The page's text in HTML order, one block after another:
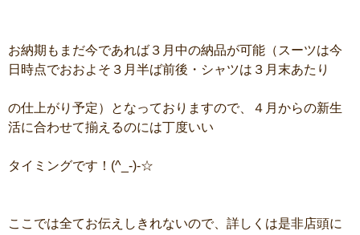
お納期もまだ今であれば３月中の納品が可能（スーツは今
日時点でおおよそ３月半ば前後・シャツは３月末あたり
の仕上がり予定）となっておりますので、４月からの新生
活に合わせて揃えるのには丁度いい
タイミングです！(^_-)-☆
ここでは全てお伝えしきれないので、詳しくは是非店頭に